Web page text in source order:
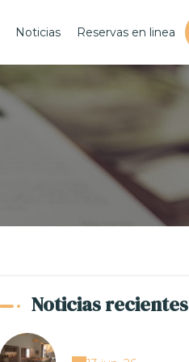
Noticias Reservas en linea
Noticias recientes